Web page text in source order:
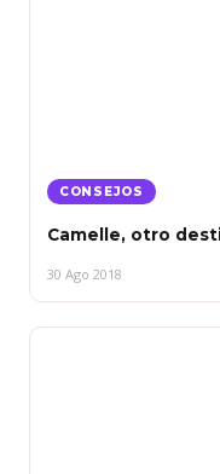
CONSEJOS
Camelle, otro
30 Ago 2018